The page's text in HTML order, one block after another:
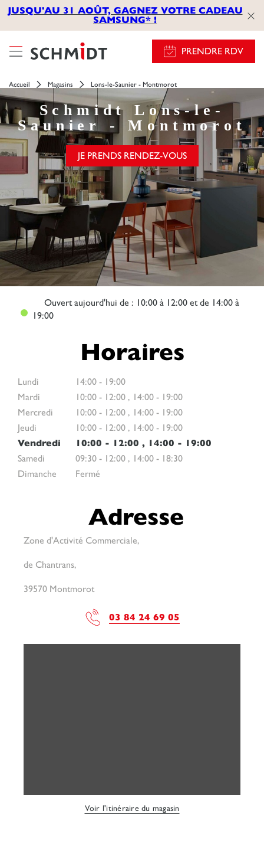
JUSQU'AU 31 AOÛT, GAGNEZ VOTRE CADEAU
SAMSUNG* !
PRENDRE RDV
Accueil Magasins Lons-le-Saunier - Montmorot
Schmidt
Lons-le-
Saunier - Montmorot
JE PRENDS RENDEZ-VOUS
Ouvertaujourd'hui de : 10:00 à 12:00 et de 14:00 à
19:00
Horaires
Lundi 14:00 - 19:00
Mardi
10:00 - 12:00 , 14:00 - 19:00
Mercredi
10:00 - 12:00 , 14:00 - 19:00
Jeudi
10:00 - 12:00 , 14:00 - 19:00
Vendredi
10:00 - 12:00 , 14:00 - 19:00
Samedi
09:30 - 12:00 , 14:00 - 18:30
Dimanche
Fermé
Adresse
Zone d'Activité Commerciale,
de Chantrans,
39570 Montmorot
03 84 24 69 05
Voir l'itinéraire du magasin